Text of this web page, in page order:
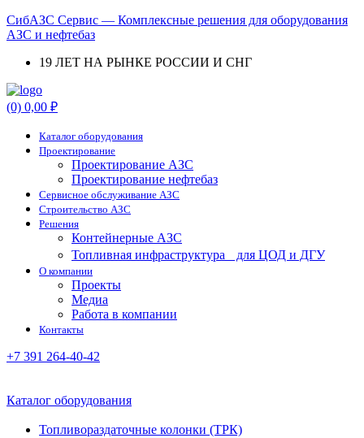
СибАЗС Сервис — Комплексные решения для оборудования
АЗС и нефтебаз
19 ЛЕТ НА РЫНКЕ РОССИИ И СНГ
Menu
(0) 0,00 ₽
Каталог оборудования
Проектирование
Проектирование АЗС
Проектирование нефтебаз
Cервисное обслуживание АЗС
Строительство АЗС
Решения
Контейнерные АЗС
Топливная инфраструктура для ЦОД и ДГУ
О компании
Проекты
Медиа
Работа в компании
Контакты
+7 391 264-40-42
Каталог оборудования
Топливораздаточные колонки (ТРК)